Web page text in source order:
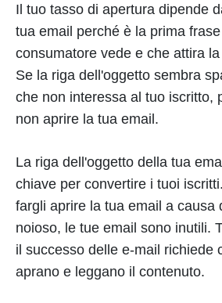
Il tuo tasso di apertura dipende
tua email perché è la prima
consumatore vede e che attira
Se la riga dell'oggetto sembra
che non interessa al tuo iscritto,
non aprire la tua email.
La riga dell'oggetto della tua
chiave per convertire i tuoi
fargli aprire la tua email a causa
noioso, le tue email sono inutili.
il successo delle e-mail richiede
aprano e leggano il contenuto.